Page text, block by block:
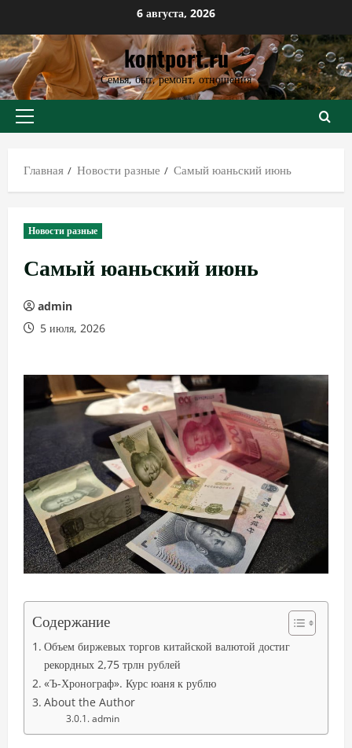
к
содержимому
6 августа, 2026
kontport.ru
Семья, быт, ремонт, отношения
Основное
Главная
Новости разные Самый юаньский июнь
Новости разные
Самый юаньский июнь
admin
5 июля, 2026
Содержание
Объем биржевых торгов китайской валютой достиг
рекордных 2,75 трлн рублей
«Ъ-Хронограф». Курс юаня к рублю
About the Author
admin